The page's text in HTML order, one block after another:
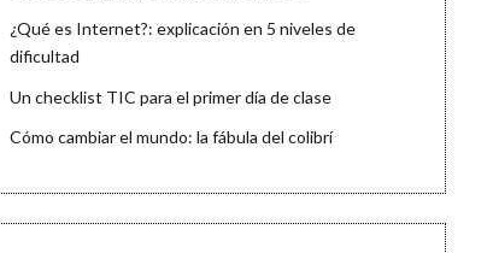
¿Qué es Internet?: explicación en 5 niveles de
dificultad
Un checklist TIC para el primer día de clase
Cómo cambiar el mundo: la fábula del colibrí